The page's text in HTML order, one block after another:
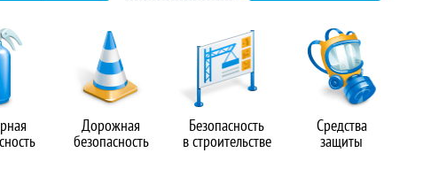
Дорожная
безопасность
Безопасность
в строительстве
Средства
защиты